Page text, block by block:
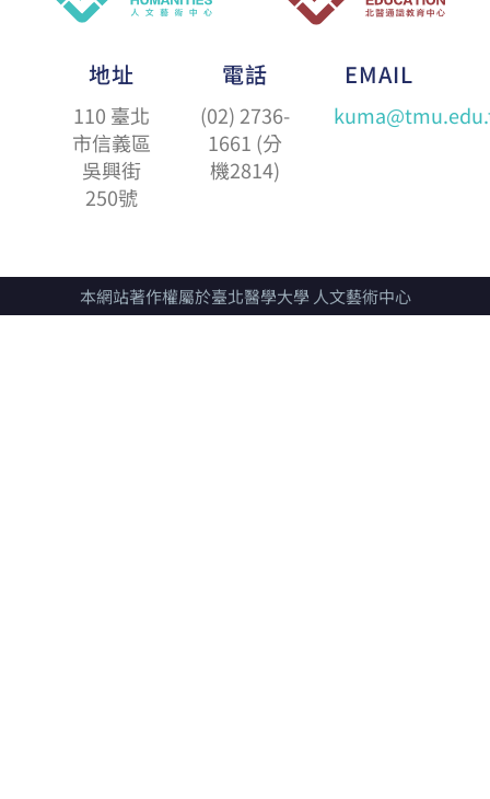
地址
110 臺北
市信義區
吳興街
250號
電話
(02) 2736-
1661 (分
機2814)
EMAIL
本網站著作權屬於臺北醫學大學 人文藝術中心